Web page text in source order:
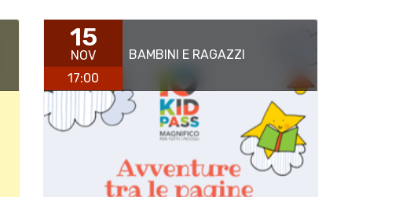
15
NOV
17:00
BAMBINI E RAGAZZI